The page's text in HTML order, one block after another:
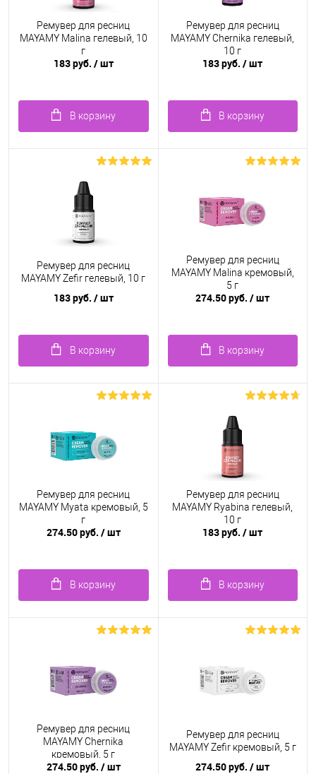
Ремувер для ресниц
MAYAMY Malina гелевый, 10
г
183 руб. / шт
В корзину
Ремувер для ресниц
MAYAMY Chernika гелевый,
10 г
183 руб./ шт
В корзину
Ремувер для ресниц
MAYAMY Zefir гелевый, 10 г
183 руб. / шт
В корзину
Ремувер для ресниц
MAYAMY Malina кремовый,
5 г
274.50 руб./ шт
В корзину
Ремувер для ресниц
MAYAMY Myata кремовый, 5
г
274.50 руб. / шт
В корзину
Ремувер для ресниц
MAYAMY Ryabina гелевый,
10 г
183 руб./ шт
В корзину
Ремувер для ресниц
MAYAMY Chernika
кремовый, 5 г
274.50 руб. / шт
Ремувер для ресниц
MAYAMY Zefir кремовый, 5 г
274.50 руб./ шт